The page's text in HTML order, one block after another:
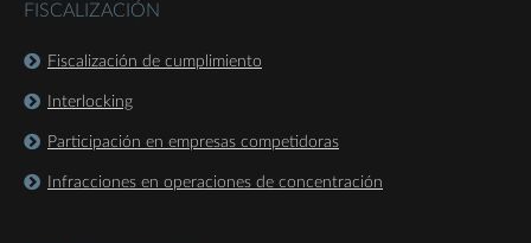
FISCALIZACIÓN
Fiscalización de cumplimiento
Interlocking
Participación en empresas competidoras
Infracciones en operaciones de concentración